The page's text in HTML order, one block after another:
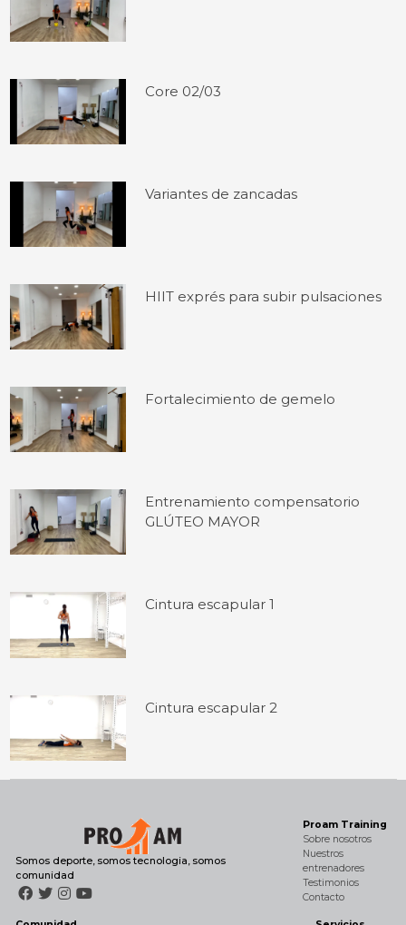
Core 02/03
Variantes de zancadas
HIIT exprés para subir pulsaciones
Fortalecimiento de gemelo
Entrenamiento compensatorio
GLÚTEO MAYOR
Cintura escapular 1
Cintura escapular 2
Somos deporte, somos tecnologia, somos
comunidad
Proam Training
Sobre nosotros
Nuestros
entrenadores
Testimonios
Contacto